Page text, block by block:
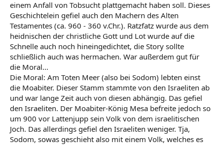
einem Anfall von Tobsucht plattgemacht haben soll. Dieses
Geschichtelein gefiel auch den Machern des Alten
Testamentes (ca. 960 - 360 v.Chr.). Ratzfatz wurde aus dem
heidnischen der christliche Gott und Lot wurde auf die
Schnelle auch noch hineingedichtet, die Story sollte
schließlich auch was hermachen. War außerdem gut für
die Moral...
Die Moral: Am Toten Meer (also bei Sodom) lebten einst
die Moabiter. Dieser Stamm stammte von den Israeliten ab
und war lange Zeit auch von diesen abhängig. Das gefiel
den Israeliten. Der Moabiter-König Mesa befreite jedoch so
um 900 vor Lattenjupp sein Volk von dem israelitischen
Joch. Das allerdings gefiel den Israeliten weniger. Tja,
Sodom, sowas geschieht also mit einem Volk, welches es